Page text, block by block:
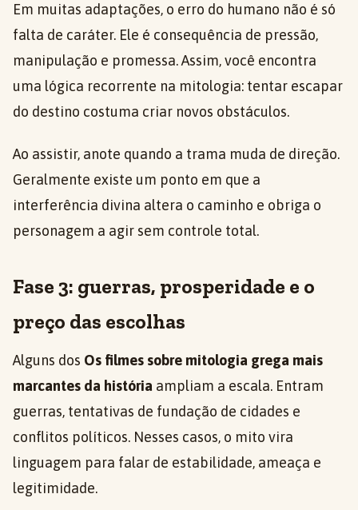
Em muitas adaptações, o erro do humano não é só
falta de caráter. Ele é consequência de pressão,
manipulação e promessa. Assim, você encontra
uma lógica recorrente na mitologia: tentar escapar
do destino costuma criar novos obstáculos.
Ao assistir, anote quando a trama muda de direção.
Geralmente existe um ponto em que a
interferência divina altera o caminho e obriga o
personagem a agir sem controle total.
Fase 3: guerras, prosperidade e o
preço das escolhas
Alguns dos Os filmes sobre mitologia grega mais
marcantes da história ampliam a escala. Entram
guerras, tentativas de fundação de cidades e
conflitos políticos. Nesses casos, o mito vira
linguagem para falar de estabilidade, ameaça e
legitimidade.